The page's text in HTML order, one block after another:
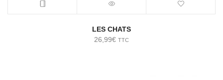
LES CHATS
26,99€ TTC